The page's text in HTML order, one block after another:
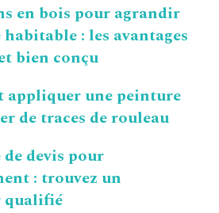
en bois pour agrandir
: les avantages
bien conçu
appliquer une peinture
de traces de rouleau
devis pour
: trouvez un
qualifié